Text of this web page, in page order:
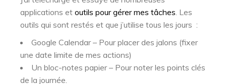
applications etoutils pour gérer mes tâches. Les
outils qui sont restés et que j’utilise tous les jours :
Google Calendar – Pour placer des jalons (fixer
une date limite de mes actions)
Un bloc-notes papier – Pour noter les points clés
de la journée.